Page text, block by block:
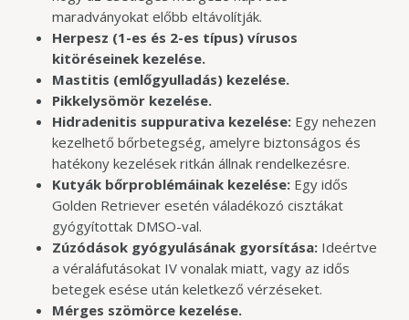
maradványokat előbb eltávolítják.
Herpesz (1-es és 2-es típus) vírusos
kitöréseinek kezelése.
Mastitis (emlőgyulladás) kezelése.
Pikkelysömör kezelése.
Hidradenitis suppurativa kezelése:Egy nehezen
kezelhető bőrbetegség, amelyre biztonságos és
hatékony kezelések ritkán állnak rendelkezésre.
Kutyák bőrproblémáinak kezelése:Egy idős
Golden Retriever esetén váladékozó cisztákat
gyógyítottak DMSO-val.
Zúzódások gyógyulásának gyorsítása:Ideértve
a véraláfutásokat IV vonalak miatt, vagy az idős
betegek esése után keletkező vérzéseket.
Mérges szömörce kezelése.